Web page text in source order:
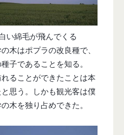
い綿毛が飛んでくる
木はポプラの改良種で、
子であることを知る。
ることができたことは本
思う。しかも観光客は僕
木を独り占めできた。